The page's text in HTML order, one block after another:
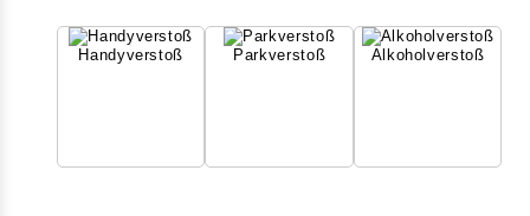
Handyverstoß Parkverstoß Alkoholverstoß